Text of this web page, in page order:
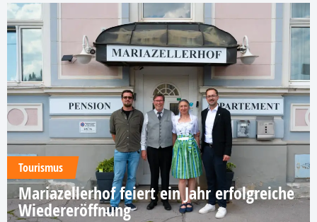
Tourismus
Mariazellerhof feiert ein Jahr erfolgreiche
Wiedereröffnung